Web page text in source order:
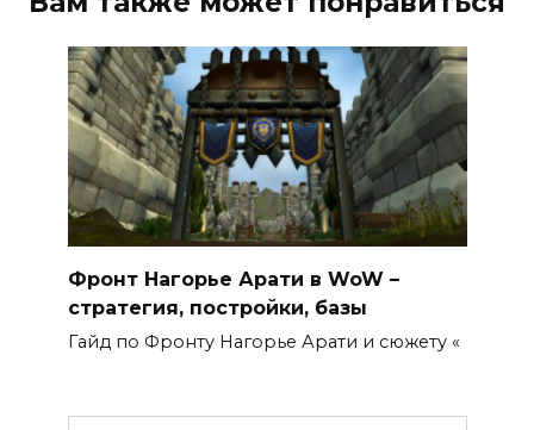
Фронт Нагорье Арати в WoW –
стратегия, постройки, базы
Гайд по Фронту Нагорье Арати и сюжету «